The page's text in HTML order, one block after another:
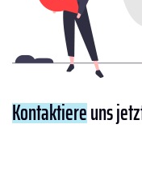
Kontaktiereuns